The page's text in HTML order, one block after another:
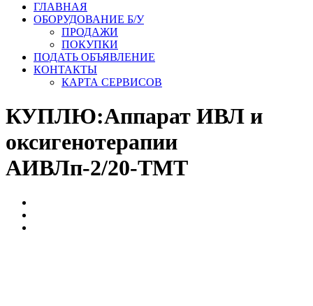
ГЛАВНАЯ
ОБОРУДОВАНИЕ Б/У
ПРОДАЖИ
ПОКУПКИ
ПОДАТЬ ОБЪЯВЛЕНИЕ
КОНТАКТЫ
КАРТА СЕРВИСОВ
КУПЛЮ:Аппарат ИВЛ и
оксигенотерапии
АИВЛп-2/20-ТМТ